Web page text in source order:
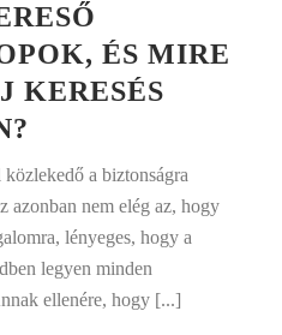
ÉS MIRE
KERESÉS
a biztonságra
azonban nem elég az, hogy
lényeges, hogy a
legyen minden
ellenére, hogy [...]